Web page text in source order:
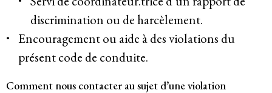
discrimination ou de harcèlement.
Encouragement ou aide à des violations du
présent code de conduite.
Comment nous contacter au sujet d’une violation